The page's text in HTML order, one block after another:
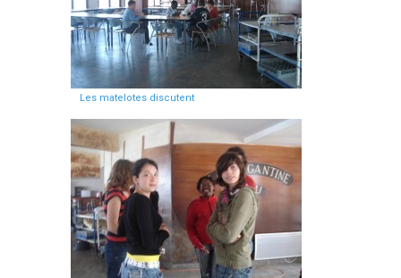
Les matelotes discutent